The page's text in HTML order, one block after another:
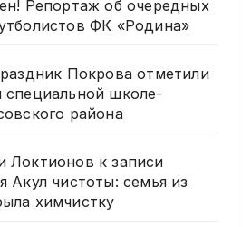
Репортаж об очередных
ФК «Родина»
Покрова отметили
школе-
района
Локтионов к записи
Акул чистоты: семья из
химчистку